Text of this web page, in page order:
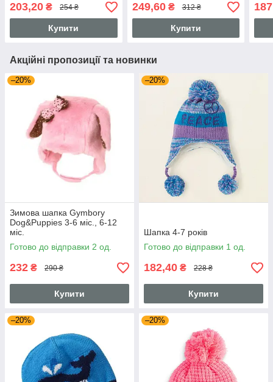
203,20 ₴ 254 ₴
Купити
249,60₴ 312 ₴
Купити
Акційні пропозиції та новинки
–20%
Зимова шапка Gymbory
Dog&Puppies 3-6 міс., 6-12
міс.
Готово до відправки 2 од.
232 ₴ 290 ₴
Купити
–20%
Шапка 4-7 років
Готово до відправки 1 од.
182,40 ₴ 228 ₴
Купити
–20% –20%